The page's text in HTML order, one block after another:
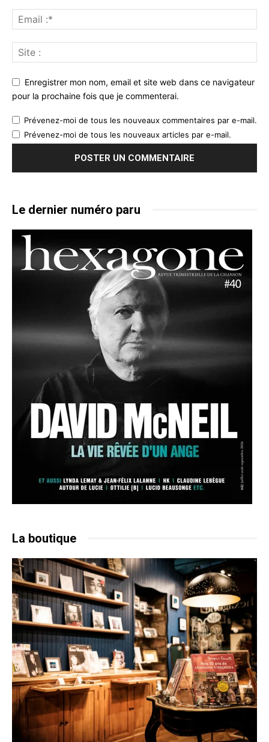
Enregistrer mon nom, email et site web dans ce navigateur
pour la prochaine fois que je commenterai.
Prévenez-moi de tous les nouveaux commentaires par e-mail.
Prévenez-moi de tous les nouveaux articles par e-mail.
Le dernier numéro paru
La boutique